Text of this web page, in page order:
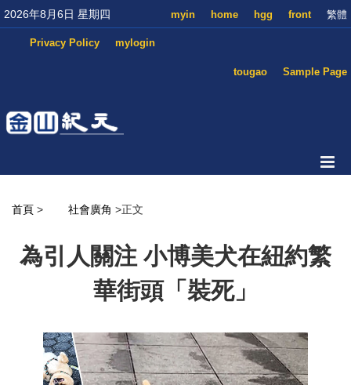
2026年8月6日 星期四 繁體
front
hgg
home
myin
mylogin
Privacy Policy
Sample Page
tougao
首頁 > 社會廣角 >正文
為引人關注 小博美犬在紐約繁
華街頭「裝死」